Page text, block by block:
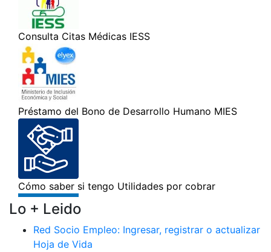
Lo + Leido
Red Socio Empleo: Ingresar, registrar o actualizar
Hoja de Vida